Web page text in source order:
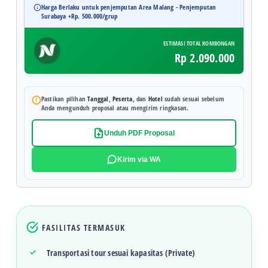
Harga Berlaku untuk penjemputan Area Malang - Penjemputan
Surabaya +Rp. 500.000/grup
ESTIMASI TOTAL ROMBONGAN
Rp 2.090.000
Pastikan pilihanTanggal ,Peserta , dan Hotel sudah sesuai sebelum
Anda mengunduh proposal atau mengirim ringkasan.
Unduh PDF Proposal
Kirim via WA
FASILITAS TERMASUK
Transportasi tour sesuai kapasitas (Private)